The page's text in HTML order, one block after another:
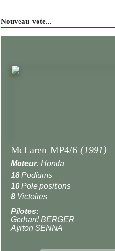
Nouveau vote...
McLaren MP4/6 (1991)
Moteur: Honda
18 Podiums
10 Pole positions
8 Victoires
Pilotes:
Gerhard BERGER
Ayrton SENNA